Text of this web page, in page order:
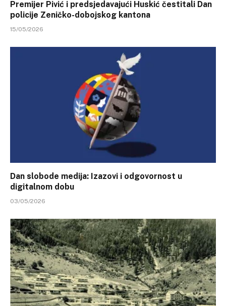
Premijer Pivić i predsjedavajući Huskić čestitali Dan
policije Zeničko-dobojskog kantona
15/05/2026
Dan slobode medija: Izazovi i odgovornost u
digitalnom dobu
03/05/2026